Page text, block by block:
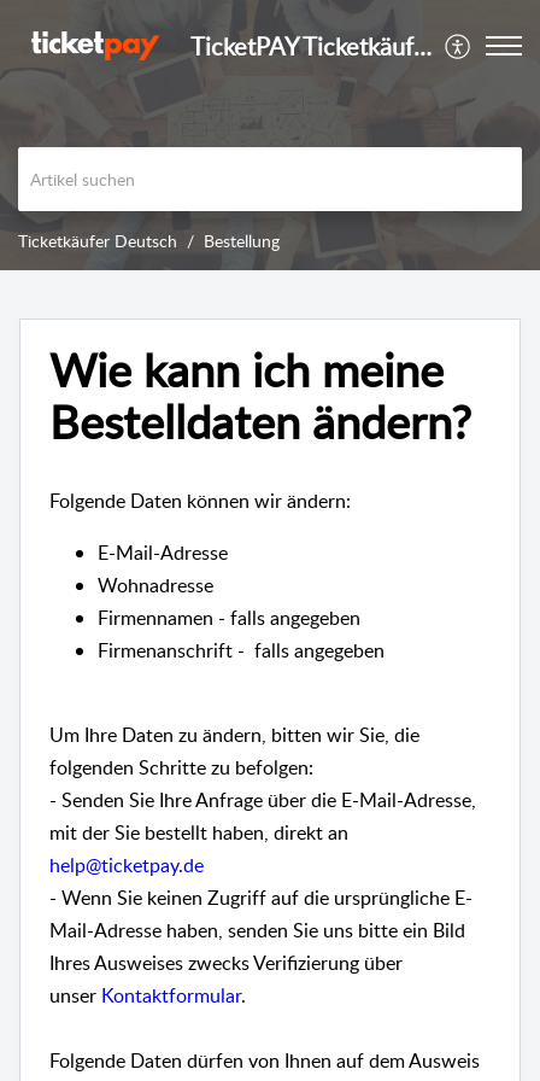
TicketPAY Ticketkäufer
Ticketkäufer Deutsch Bestellung
Wie kann ich meine
Bestelldaten ändern?
Folgende Daten können wir ändern:
E-Mail-Adresse
Wohnadresse
Firmennamen - falls angegeben
Firmenanschrift - falls angegeben
Um Ihre Daten zu ändern, bitten wir Sie, die
folgenden Schritte zu befolgen:
- Senden Sie Ihre Anfrage über die E-Mail-Adresse,
mit der Sie bestellt haben, direkt an
help@ticketpay.de
- Wenn Sie keinen Zugriff auf die ursprüngliche E-
Mail-Adresse haben, senden Sie uns bitte ein Bild
Ihres Ausweises zwecks Verifizierung über
unser Kontaktformular.
Folgende Daten dürfen von Ihnen auf dem Ausweis